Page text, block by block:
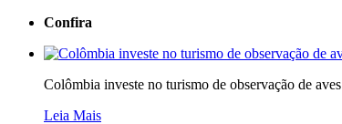
Confira
Colômbia investe no turismo de observação de aves
Leia Mais